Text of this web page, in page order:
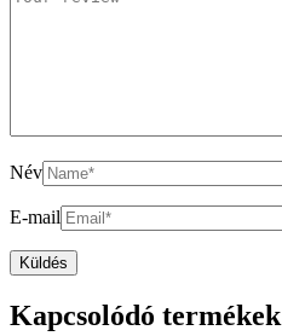
Név
E-mail
Kapcsolódó termékek